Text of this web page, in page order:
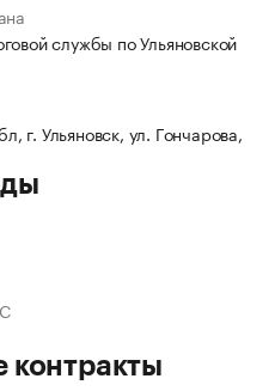
службы по Ульяновской
г. Ульяновск, ул. Гончарова,
контракты